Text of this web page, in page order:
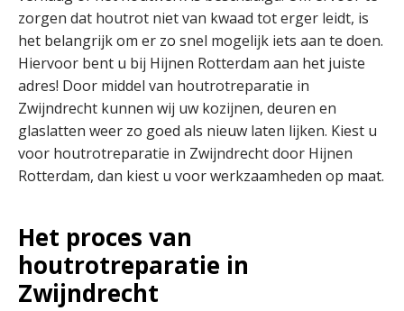
zorgen dat houtrot niet van kwaad tot erger leidt, is
het belangrijk om er zo snel mogelijk iets aan te doen.
Hiervoor bent u bij Hijnen Rotterdam aan het juiste
adres! Door middel van houtrotreparatie in
Zwijndrecht kunnen wij uw kozijnen, deuren en
glaslatten weer zo goed als nieuw laten lijken. Kiest u
voor houtrotreparatie in Zwijndrecht door Hijnen
Rotterdam, dan kiest u voor werkzaamheden op maat.
Het proces van
houtrotreparatie in
Zwijndrecht